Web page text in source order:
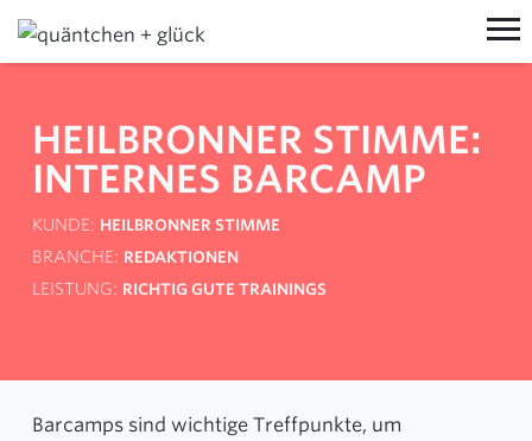
PROZESSE
WORKSHOPS
EVENTS
VON UNS LERNEN
TRAININGS
ÜBER UNS
TEAM
NEW WORK
SCHONTAG
AKTUELLES
BLOG
LINKEDIN
KOON
+49 (0) 6151 850 798 0
HEILBRONNER STIMME:
INTERNES BARCAMP
KUNDE
HEILBRONNER STIMME
BRANCHE
REDAKTIONEN
LEISTUNG
RICHTIG GUTE TRAININGS
Barcamps sind wichtige Treffpunkte, um